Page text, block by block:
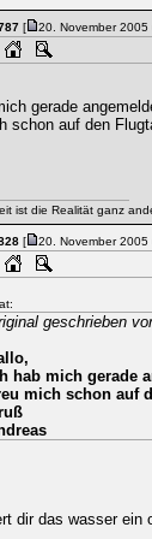
[
20. November 2005
gerade
schon auf den
ist die Realität ganz
[
20. November 2005
geschrieben
hab mich gerade
mich schon auf
dir das wasser ein